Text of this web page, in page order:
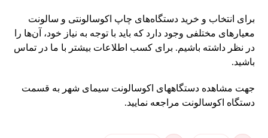
برای انتخاب و خرید دستگاه‌های چاپ اکوسالونتی و سالونت
معیارهای مختلفی وجود دارد که باید با توجه به نیاز خود، آن‌ها را
در نظر داشته باشیم. برای کسب اطلاعات بیشتر با ما در تماس
باشید.
جهت مشاهده دستگاههای اکوسالونت سیمای شهر به قسمت
دستگاه اکوسالونت مراجعه نمایید.